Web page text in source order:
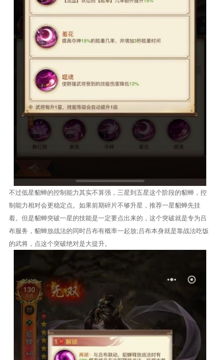
不过低星貂蝉的控制能力其实不算强，三星到五星这个阶段的貂蝉，控
制能力相对会更稳定点。如果前期碎片不够升星，推荐一星貂蝉先挂
着。但是貂蝉突破一星的技能是一定要点出来的，这个突破就是专为吕
布服务，貂蝉放战法的同时吕布有概率一起放;吕布本身就是靠战法吃饭
的武将，点这个突破绝对是大提升。